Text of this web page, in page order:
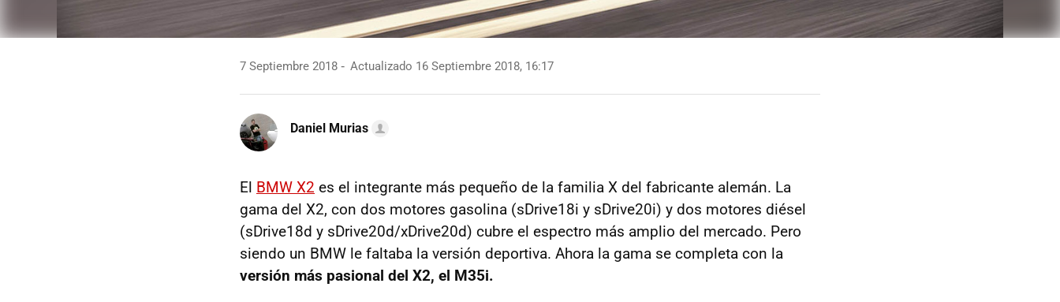
7 Septiembre 2018 Actualizado 16 Septiembre 2018, 16:17
Daniel Murias
El BMW X2 es el integrante más pequeño de la familia X del fabricante alemán. La
gama del X2, con dos motores gasolina (sDrive18i y sDrive20i) y dos motores diésel
(sDrive18d y sDrive20d/xDrive20d) cubre el espectro más amplio del mercado. Pero
siendo un BMW le faltaba la versión deportiva. Ahora la gama se completa con la
versión más pasional del X2, el M35i.